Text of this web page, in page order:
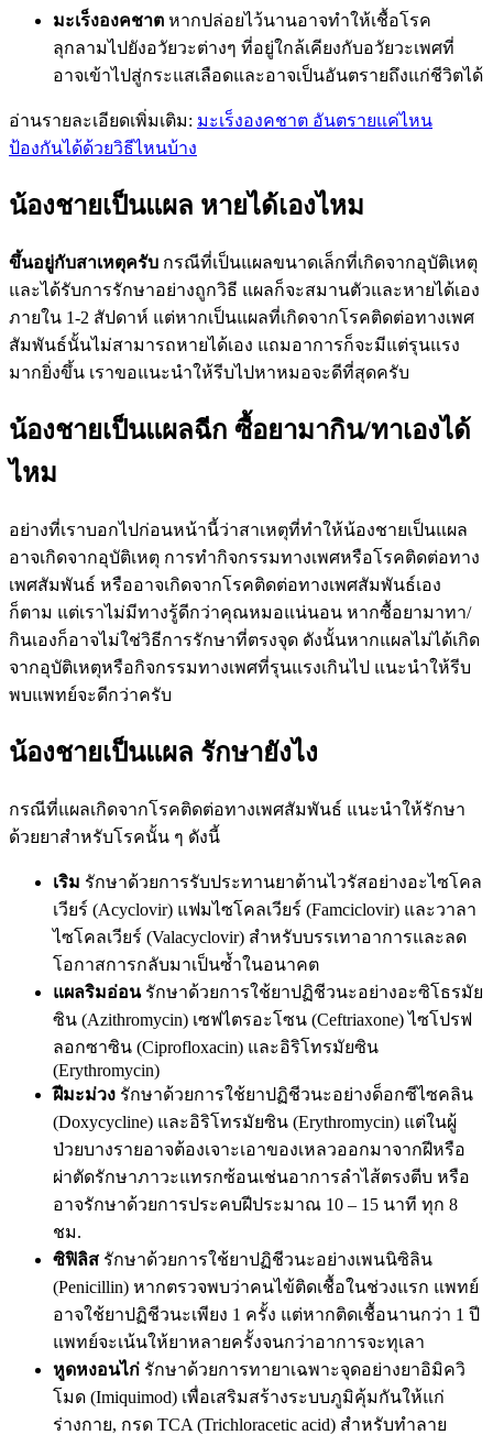
มะเร็งองคชาต หากปล่อยไว้นานอาจทำให้เชื้อโรค
ลุกลามไปยังอวัยวะต่างๆ ที่อยู่ใกล้เคียงกับอวัยวะเพศที่
อาจเข้าไปสู่กระแสเลือดและอาจเป็นอันตรายถึงแก่ชีวิตได้
อ่านรายละเอียดเพิ่มเติม: มะเร็งองคชาต อันตรายแค่ไหน
ป้องกันได้ด้วยวิธีไหนบ้าง
น้องชายเป็นแผล หายได้เองไหม
ขึ้นอยู่กับสาเหตุครับ กรณีที่เป็นแผลขนาดเล็กที่เกิดจากอุบัติเหตุ
และได้รับการรักษาอย่างถูกวิธี แผลก็จะสมานตัวและหายได้เอง
ภายใน 1-2 สัปดาห์ แต่หากเป็นแผลที่เกิดจากโรคติดต่อทางเพศ
สัมพันธ์นั้นไม่สามารถหายได้เอง แถมอาการก็จะมีแต่รุนแรง
มากยิ่งขึ้น เราขอแนะนำให้รีบไปหาหมอจะดีที่สุดครับ
น้องชายเป็นแผลฉีก ซื้อยามากิน/ทาเองได้
ไหม
อย่างที่เราบอกไปก่อนหน้านี้ว่าสาเหตุที่ทำให้น้องชายเป็นแผล
อาจเกิดจากอุบัติเหตุ การทำกิจกรรมทางเพศหรือโรคติดต่อทาง
เพศสัมพันธ์ หรืออาจเกิดจากโรคติดต่อทางเพศสัมพันธ์เอง
ก็ตาม แต่เราไม่มีทางรู้ดีกว่าคุณหมอแน่นอน หากซื้อยามาทา/
กินเองก็อาจไม่ใช่วิธีการรักษาที่ตรงจุด ดังนั้นหากแผลไม่ได้เกิด
จากอุบัติเหตุหรือกิจกรรมทางเพศที่รุนแรงเกินไป แนะนำให้รีบ
พบแพทย์จะดีกว่าครับ
น้องชายเป็นแผล รักษายังไง
กรณีที่แผลเกิดจากโรคติดต่อทางเพศสัมพันธ์ แนะนำให้รักษา
ด้วยยาสำหรับโรคนั้น ๆ ดังนี้
เริม รักษาด้วยการรับประทานยาต้านไวรัสอย่างอะไซโคล
เวียร์ (Acyclovir) แฟมไซโคลเวียร์ (Famciclovir) และวาลา
ไซโคลเวียร์ (Valacyclovir) สำหรับบรรเทาอาการและลด
โอกาสการกลับมาเป็นซ้ำในอนาคต
แผลริมอ่อนรักษาด้วยการใช้ยาปฏิชีวนะอย่างอะซิโธรมัย
ซิน (Azithromycin) เซฟไตรอะโซน (Ceftriaxone) ไซโปรฟ
ลอกซาซิน (Ciprofloxacin) และอิริโทรมัยซิน
(Erythromycin)
ฝีมะม่วง รักษาด้วยการใช้ยาปฏิชีวนะอย่างด็อกซีไซคลิน
(Doxycycline) และอิริโทรมัยซิน (Erythromycin) แต่ในผู้
ป่วยบางรายอาจต้องเจาะเอาของเหลวออกมาจากฝีหรือ
ผ่าตัดรักษาภาวะแทรกซ้อนเช่นอาการลำไส้ตรงตีบ หรือ
อาจรักษาด้วยการประคบฝีประมาณ 10 – 15 นาที ทุก 8
ชม.
ซิฟิลิส รักษาด้วยการใช้ยาปฏิชีวนะอย่างเพนนิซิลิน
(Penicillin) หากตรวจพบว่าคนไข้ติดเชื้อในช่วงแรก แพทย์
อาจใช้ยาปฏิชีวนะเพียง 1 ครั้ง แต่หากติดเชื้อนานกว่า 1 ปี
แพทย์จะเน้นให้ยาหลายครั้งจนกว่าอาการจะทุเลา
หูดหงอนไก่ รักษาด้วยการทายาเฉพาะจุดอย่างยาอิมิควิ
โมด (Imiquimod) เพื่อเสริมสร้างระบบภูมิคุ้มกันให้แก่
ร่างกาย, กรด TCA (Trichloracetic acid) สำหรับทำลาย